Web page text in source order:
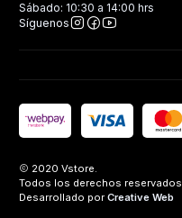
Sábado: 10:30 a 14:00 hrs
Síguenos
2020 Vstore.
Todos los derechos reservados
Desarrollado porCreative Web